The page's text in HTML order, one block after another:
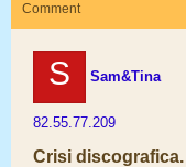
Comment
S Sam&Tina
82.55.77.209
Crisi